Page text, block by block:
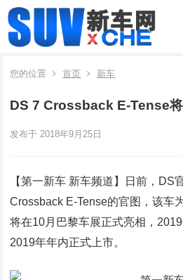
您的位置 首页 新车
DS 7 Crossback E-Tense
发布于 2018年9月25日
【第一新车 新车频道】日前，DS
Crossback E-Tense的官图，该车
将在10月巴黎车展正式亮相，
2019年年内正式上市。